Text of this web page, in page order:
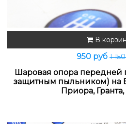
В
950 руб 1
Шаровая опора передней
защитным пыльником) на
Приора,